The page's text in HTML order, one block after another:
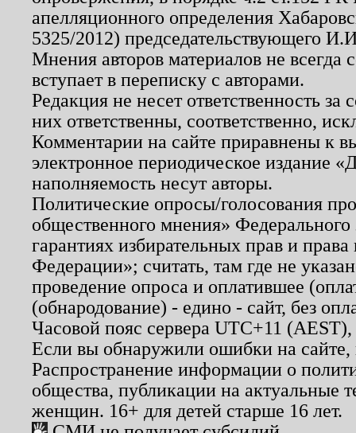
апелляционного определения
5325/2012) председательствующего
Мнения авторов материалов не
вступает в переписку с авторами.
Редакция не несет ответственность
них ответственны, соответственно,
Комментарии на сайте приравнены к
электронное периодическое издание
наполняемость несут авторы.
Политические опросы/голосования
общественного мнения»
гарантиях избирательных прав и
Федерации»; считать, там где не
проведение опроса и оплатившее
(обнародование) - едино - сайт, без
Часовой пояс сервера UTC+11
Если вы обнаружили ошибки на
Распространение информации о
общества, публикации на актуальные
женщин. 16+ для детей старше 16 лет.